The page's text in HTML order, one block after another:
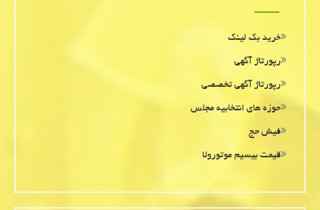
خرید بک لینک
رپورتاژ آگهی
رپورتاژ آگهی تخصصی
حوزه های انتخابیه مجلس
فیش حج
قیمت بیسیم موتورولا